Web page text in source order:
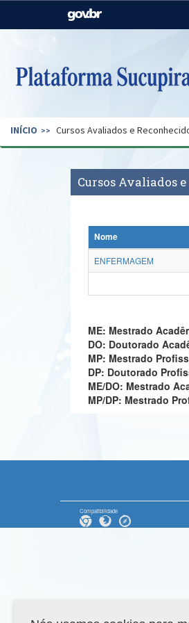
Casa Civil
Pecuária e Abastecimento
Secretaria de Governo
INÍCIO Cursos Avaliados e
Cursos Avaliados
Nome
ENFERMAGEM
ME: Mestrado
DO: Doutorado
MP: Mestrado
DP: Doutorado
ME/DO: Mestrado
MP/DP: Mestrado
Compatibilidade